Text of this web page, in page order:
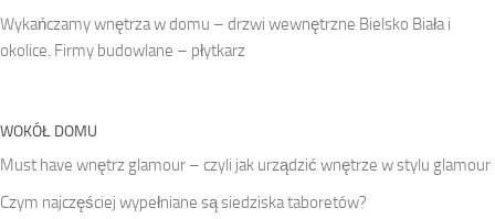
Wykańczamy wnętrza w domu – drzwi wewnętrzne Bielsko Biała i
okolice. Firmy budowlane – płytkarz
WOKÓŁ DOMU
Must have wnętrz glamour – czyli jak urządzić wnętrze w stylu glamour
Czym najczęściej wypełniane są siedziska taboretów?